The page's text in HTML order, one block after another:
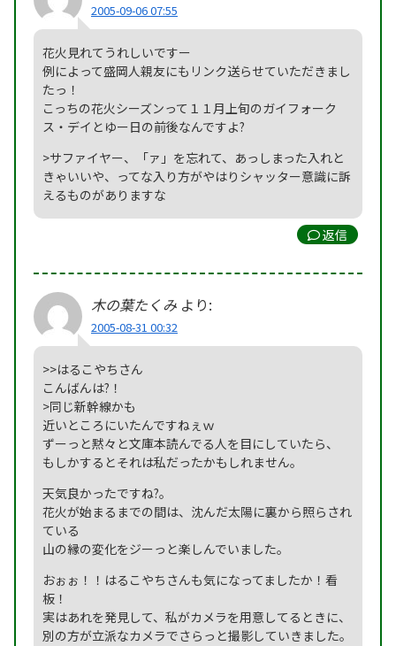
2005-09-06 07:55
花火見れてうれしいですー
例によって盛岡人親友にもリンク送らせていただきまし
たっ！
こっちの花火シーズンって１１月上旬のガイフォーク
ス・デイとゆー日の前後なんですよ?
>サファイヤー、「ァ」を忘れて、あっしまった入れと
きゃいいや、ってな入り方がやはりシャッター意識に訴
えるものがありますな
返信
木の葉たくみ より:
2005-08-31 00:32
>>はるこやちさん
こんばんは?！
>同じ新幹線かも
近いところにいたんですねぇｗ
ずーっと黙々と文庫本読んでる人を目にしていたら、
もしかするとそれは私だったかもしれません。
天気良かったですね?。
花火が始まるまでの間は、沈んだ太陽に裏から照らされ
ている
山の縁の変化をジーっと楽しんでいました。
おぉぉ！！はるこやちさんも気になってましたか！看
板！
実はあれを発見して、私がカメラを用意してるときに、
別の方が立派なカメラでさらっと撮影していきました。